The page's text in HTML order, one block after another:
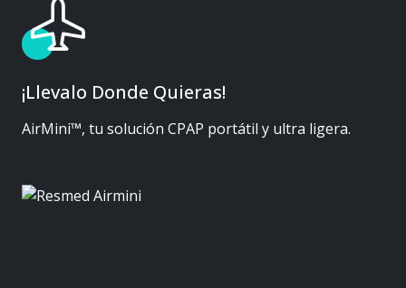
¡Llevalo Donde Quieras!
AirMini™, tu solución CPAP portátil y ultra ligera.